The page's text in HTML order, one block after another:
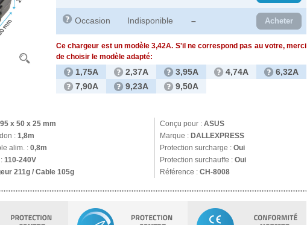
Occasion Indisponible – Acheter
Ce chargeur est un modèle 3,42A. S'il ne correspond pas au votre, merci
de choisir le modèle adapté:
1,75A 2,37A 3,95A 4,74A
6,32A
7,90A
9,23A 9,50A
95 x 50 x 25 mm Conçu pour : ASUS
: 1,8m Marque : DALLEXPRESS
alim. : 0,8m Protection surcharge : Oui
110-240V Protection surchauffe : Oui
211g / Cable 105g Référence : CH-8008